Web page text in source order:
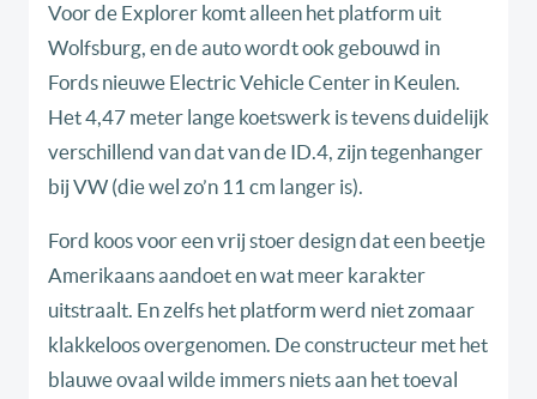
Voor de Explorer komt alleen het platform uit
Wolfsburg, en de auto wordt ook gebouwd in
Fords nieuwe Electric Vehicle Center in Keulen.
Het 4,47 meter lange koetswerk is tevens duidelijk
verschillend van dat van de ID.4, zijn tegenhanger
bij VW (die wel zo’n 11 cm langer is).
Ford koos voor een vrij stoer design dat een beetje
Amerikaans aandoet en wat meer karakter
uitstraalt. En zelfs het platform werd niet zomaar
klakkeloos overgenomen. De constructeur met het
blauwe ovaal wilde immers niets aan het toeval